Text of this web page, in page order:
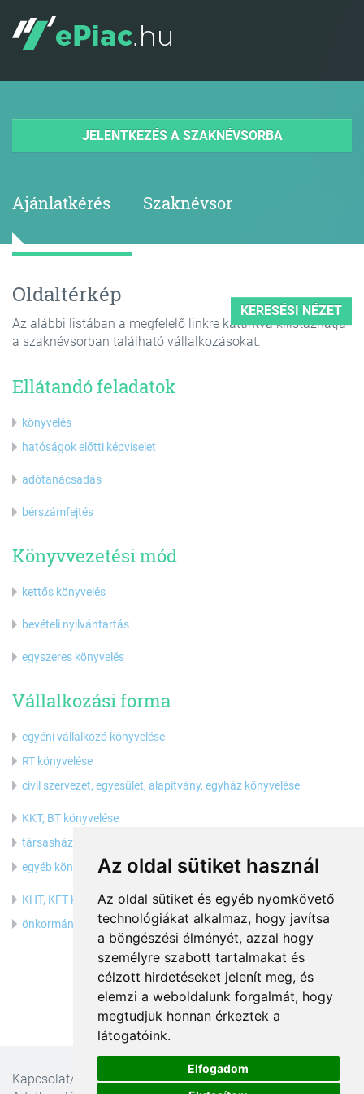
Az oldal sütiket használ
Az oldal sütiket és egyéb nyomkövető
technológiákat alkalmaz, hogy javítsa
a böngészési élményét, azzal hogy
személyre szabott tartalmakat és
célzott hirdetéseket jelenít meg, és
elemzi a weboldalunk forgalmát, hogy
megtudjuk honnan érkeztek a
látogatóink.
Elfogadom
Ajánlatkérés Szaknévsor
JELENTKEZÉS A SZAKNÉVSORBA
Oldaltérkép
Az alábbi listában a megfelelő linkre kattintva kilistázhatja
a szaknévsorban található vállalkozásokat.
KERESÉSI NÉZET
Ellátandó feladatok
könyvelés
hatóságok előtti képviselet
adótanácsadás
bérszámfejtés
Könyvvezetési mód
kettős könyvelés
bevételi nyilvántartás
egyszeres könyvelés
Vállalkozási forma
egyéni vállalkozó könyvelése
RT könyvelése
civil szervezet, egyesület, alapítvány, egyház könyvelése
KKT, BT könyvelése
társasház könyvelése
egyéb könyvelés
KHT, KFT könyvelése
önkormányzat, költségvetési szerv könyvelése
Kapcsolat/Impresszum ÁSZF
Ajánlatkérési feltételek